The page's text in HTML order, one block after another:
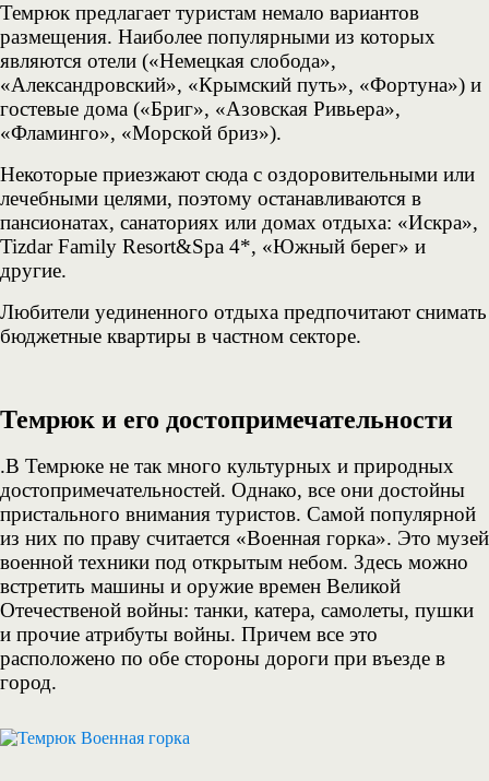
Темрюк предлагает туристам немало вариантов
размещения. Наиболее популярными из которых
являются отели («Немецкая слобода»,
«Александровский», «Крымский путь», «Фортуна») и
гостевые дома («Бриг», «Азовская Ривьера»,
«Фламинго», «Морской бриз»).
Некоторые приезжают сюда с оздоровительными или
лечебными целями, поэтому останавливаются в
пансионатах, санаториях или домах отдыха: «Искра»,
Tizdar Family Resort&Spa 4*, «Южный берег» и
другие.
Любители уединенного отдыха предпочитают снимать
бюджетные квартиры в частном секторе.
Темрюк и его достопримечательности
.В Темрюке не так много культурных и природных
достопримечательностей. Однако, все они достойны
пристального внимания туристов. Самой популярной
из них по праву считается «Военная горка». Это музей
военной техники под открытым небом. Здесь можно
встретить машины и оружие времен Великой
Отечественой войны: танки, катера, самолеты, пушки
и прочие атрибуты войны. Причем все это
расположено по обе стороны дороги при въезде в
город.